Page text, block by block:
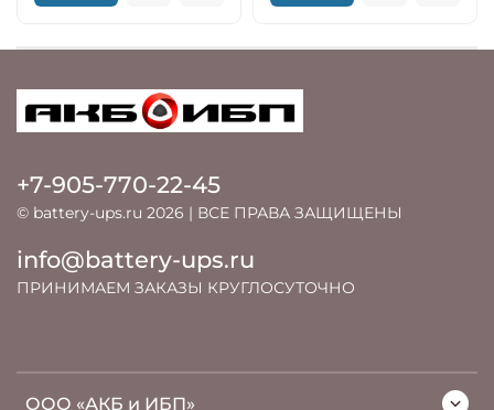
ООО «АКБ и ИБП»
+7-905-770-22-45
© battery-ups.ru 2026 | ВСЕ ПРАВА ЗАЩИЩЕНЫ
info@battery-ups.ru
ПРИНИМАЕМ ЗАКАЗЫ КРУГЛОСУТОЧНО